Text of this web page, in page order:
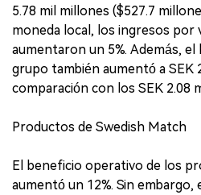
5.78 mil millones ($527.7
moneda local, los ingresos por
aumentaron un 5%. Además,
grupo también aumentó a SEK
comparación con los SEK 2.08
Productos de Swedish Match
El beneficio operativo de los
aumentó un 12%. Sin